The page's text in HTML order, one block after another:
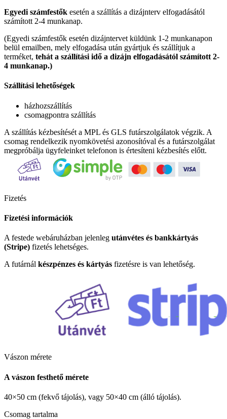
Egyedi számfestők esetén a szállítás a dizájnterv elfogadásától
számított 2-4 munkanap.
(Egyedi számfestők esetén dizájntervet küldünk 1-2 munkanapon
belül emailben, mely elfogadása után gyártjuk és szállítjuk a
terméket, tehát a szállítási idő a dizájn elfogadásától számított 2-
4 munkanap.)
Szállítási lehetőségek
házhozszállítás
csomagpontra szállítás
A szállítás kézbesítését a MPL és GLS futárszolgálatok végzik. A
csomag rendelkezik nyomkövetési azonosítóval és a futárszolgálat
megpróbálja ügyfeleinket telefonon is értesíteni kézbesítés előtt.
Fizetés
Fizetési információk
A festede webáruházban jelenleg utánvétes és bankkártyás
(Stripe) fizetés lehetséges.
A futárnál készpénzes és kártyás fizetésre is van lehetőség.
Vászon mérete
A vászon festhető mérete
40×50 cm (fekvő tájolás), vagy 50×40 cm (álló tájolás).
Csomag tartalma